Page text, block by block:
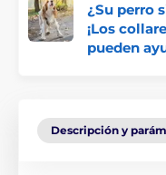
¿Su perro
¡Los
pueden
Descripción y